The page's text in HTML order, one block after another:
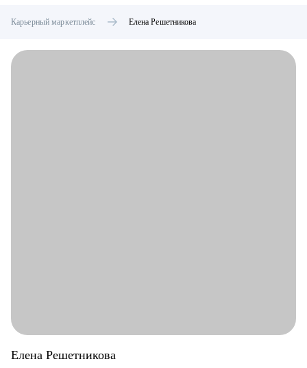
Карьерный маркетплейс Елена Решетникова
Елена Решетникова